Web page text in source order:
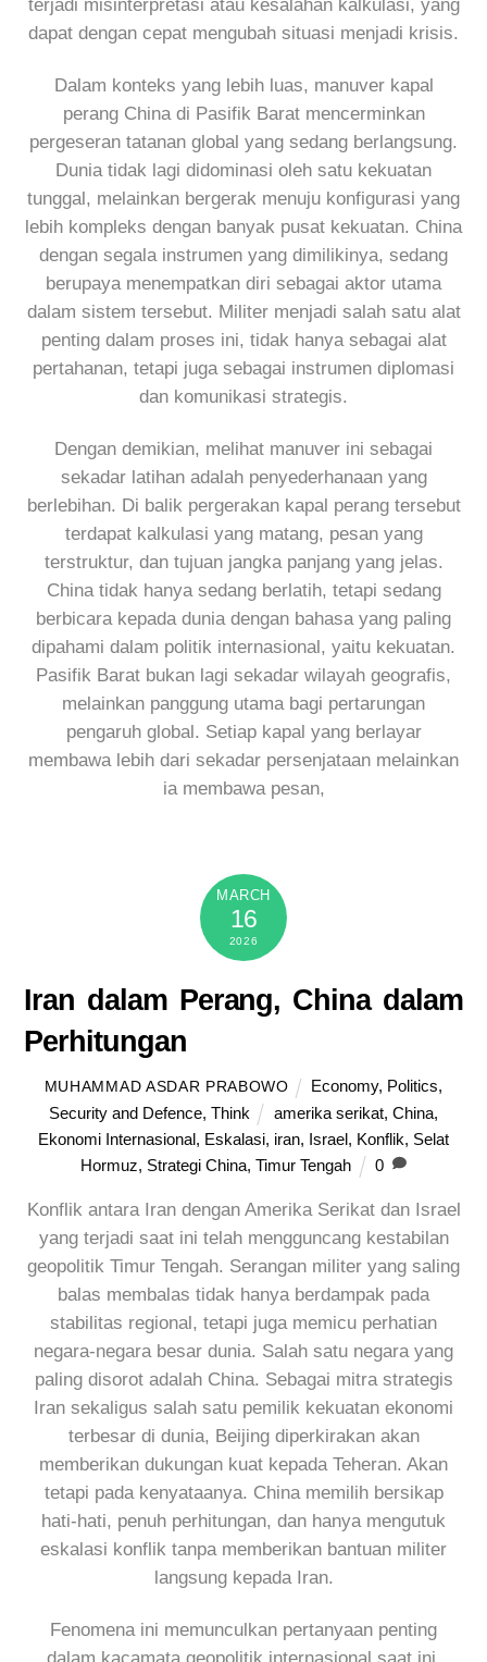
terjadi misinterpretasi atau kesalahan kalkulasi, yang
dapat dengan cepat mengubah situasi menjadi krisis.
Dalam konteks yang lebih luas, manuver kapal
perang China di Pasifik Barat mencerminkan
pergeseran tatanan global yang sedang berlangsung.
Dunia tidak lagi didominasi oleh satu kekuatan
tunggal, melainkan bergerak menuju konfigurasi yang
lebih kompleks dengan banyak pusat kekuatan. China
dengan segala instrumen yang dimilikinya, sedang
berupaya menempatkan diri sebagai aktor utama
dalam sistem tersebut. Militer menjadi salah satu alat
penting dalam proses ini, tidak hanya sebagai alat
pertahanan, tetapi juga sebagai instrumen diplomasi
dan komunikasi strategis.
Dengan demikian, melihat manuver ini sebagai
sekadar latihan adalah penyederhanaan yang
berlebihan. Di balik pergerakan kapal perang tersebut
terdapat kalkulasi yang matang, pesan yang
terstruktur, dan tujuan jangka panjang yang jelas.
China tidak hanya sedang berlatih, tetapi sedang
berbicara kepada dunia dengan bahasa yang paling
dipahami dalam politik internasional, yaitu kekuatan.
Pasifik Barat bukan lagi sekadar wilayah geografis,
melainkan panggung utama bagi pertarungan
pengaruh global. Setiap kapal yang berlayar
membawa lebih dari sekadar persenjataan melainkan
ia membawa pesan,
MARCH
16
2026
Iran dalam Perang, China dalam
Perhitungan
MUHAMMAD ASDAR PRABOWO Economy, Politics,
Security and Defence, Think amerika serikat,China,
Ekonomi Internasional, Eskalasi, iran, Israel, Konflik, Selat
Hormuz, Strategi China,Timur Tengah 0
Konflik antara Iran dengan Amerika Serikat dan Israel
yang terjadi saat ini telah mengguncang kestabilan
geopolitik Timur Tengah. Serangan militer yang saling
balas membalas tidak hanya berdampak pada
stabilitas regional, tetapi juga memicu perhatian
negara-negara besar dunia. Salah satu negara yang
paling disorot adalah China. Sebagai mitra strategis
Iran sekaligus salah satu pemilik kekuatan ekonomi
terbesar di dunia, Beijing diperkirakan akan
memberikan dukungan kuat kepada Teheran. Akan
tetapi pada kenyataanya. China memilih bersikap
hati-hati, penuh perhitungan, dan hanya mengutuk
eskalasi konflik tanpa memberikan bantuan militer
langsung kepada Iran.
Fenomena ini memunculkan pertanyaan penting